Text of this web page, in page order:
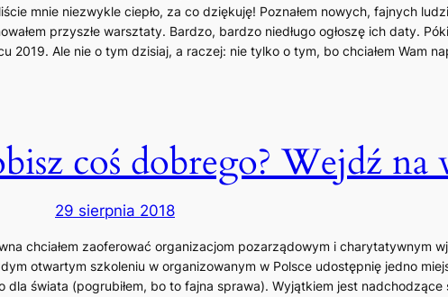
mnie niezwykle ciepło, za co dziękuję! Poznałem nowych, fajnych
przyszłe warsztaty. Bardzo, bardzo niedługo ogłoszę ich daty.
2019. Ale nie o tym dzisiaj, a raczej: nie tylko o tym, bo chciałem Wam
coś dobrego? Wejdź na
29 sierpnia 2018
chciałem zaoferować organizacjom pozarządowym i charytatywnym
otwartym szkoleniu w organizowanym w Polsce udostępnię jedno
dla świata (pogrubiłem, bo to fajna sprawa). Wyjątkiem jest